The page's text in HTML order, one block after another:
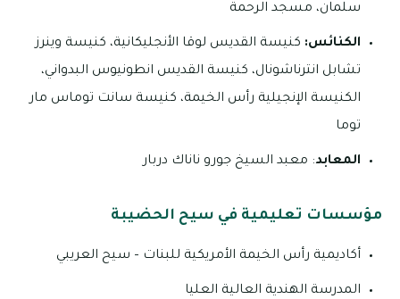
سلمان، مسجد الرحمة
الكنائس: كنيسة القديس لوقا الأنجليكانية، كنيسة وينرز
تشابل انترناشونال، كنيسة القديس انطونيوس البدواني،
الكنيسة الإنجيلية رأس الخيمة، كنيسة سانت توماس مار
توما
المعابد: معبد السيخ جورو ناناك دربار
مؤسسات تعليمية في سيح الحضيبة
أكاديمية رأس الخيمة الأمريكية للبنات – سيح العريبي
المدرسة الهندية العالية العليا